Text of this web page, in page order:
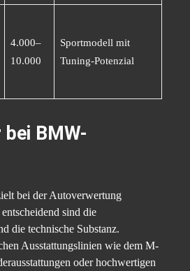
4.000–
10.000
Sportmodell mit
Tuning-Potenzial
BMW-
bei der Autoverwertung
sind die
die technische Substanz.
Ausstattungslinien wie dem M-
oder hochwertigen